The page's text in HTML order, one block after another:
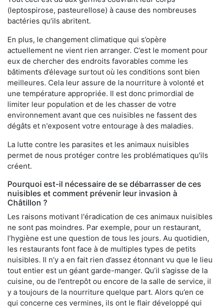
(leptospirose, pasteurellose) à cause des nombreuses
bactéries qu’ils abritent.
En plus, le changement climatique qui s’opère
actuellement ne vient rien arranger. C’est le moment pour
eux de chercher des endroits favorables comme les
bâtiments d’élevage surtout où les conditions sont bien
meilleures. Cela leur assure de la nourriture à volonté et
une température appropriée. Il est donc primordial de
limiter leur population et de les chasser de votre
environnement avant que ces nuisibles ne fassent des
dégâts et n'exposent votre entourage à des maladies.
La lutte contre les parasites et les animaux nuisibles
permet de nous protéger contre les problématiques qu'ils
créent.
Pourquoi est-il nécessaire de se débarrasser de ces
nuisibles et comment prévenir leur invasion à
Châtillon ?
Les raisons motivant l'éradication de ces animaux nuisibles
ne sont pas moindres. Par exemple, pour un restaurant,
l’hygiène est une question de tous les jours. Au quotidien,
les restaurants font face à de multiples types de petits
nuisibles. Il n’y a en fait rien d’assez étonnant vu que le lieu
tout entier est un géant garde-manger. Qu’il s’agisse de la
cuisine, ou de l’entrepôt ou encore de la salle de service, il
y a toujours de la nourriture quelque part. Alors qu’en ce
qui concerne ces vermines, ils ont le flair développé qui